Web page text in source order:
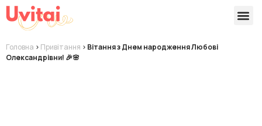
Головна > Привітання > Вітання з Днем народження Любові
Олександрівни! 🎉🌸